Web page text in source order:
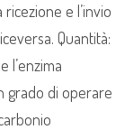
e l’invio
Quantità:
l’enzima
grado di operare